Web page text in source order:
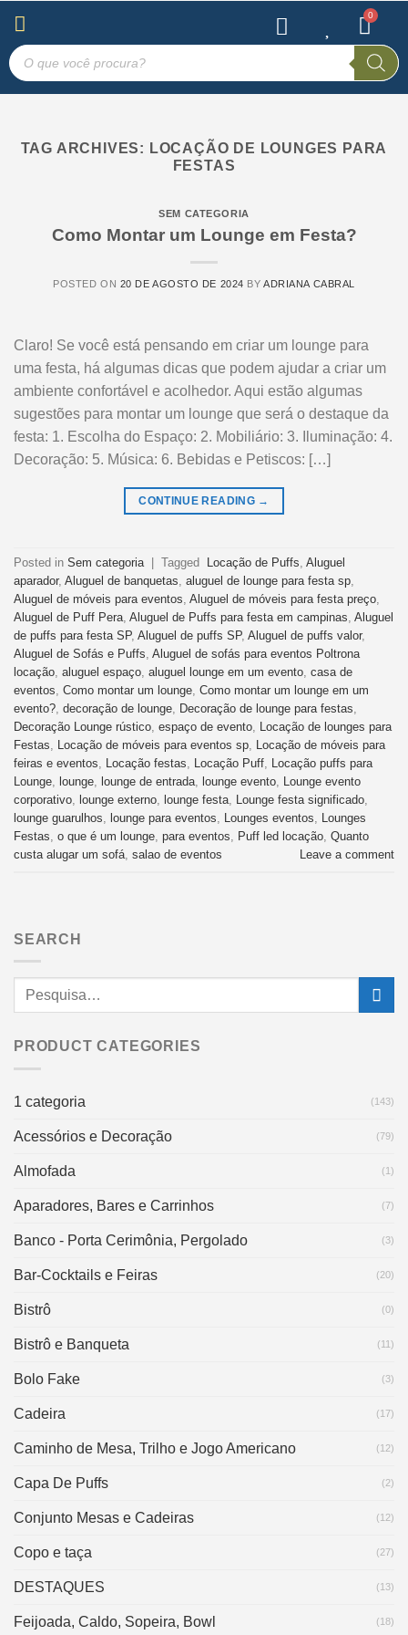
TAG ARCHIVES: LOCAÇÃO DE LOUNGES PARA
FESTAS
SEM CATEGORIA
Como Montar um Lounge em Festa?
POSTED ON 20 DE AGOSTO DE 2024 BYADRIANA CABRAL
Claro! Se você está pensando em criar um lounge para
uma festa, há algumas dicas que podem ajudar a criar um
ambiente confortável e acolhedor. Aqui estão algumas
sugestões para montar um lounge que será o destaque da
festa: 1. Escolha do Espaço: 2. Mobiliário: 3. Iluminação: 4.
Decoração: 5. Música: 6. Bebidas e Petiscos: […]
CONTINUE READING →
Posted in Sem categoria Tagged Locação de Puffs Aluguel
aparador, Aluguel de banquetas aluguel de lounge para festa sp
Aluguel de móveis para eventos Aluguel de móveis para festa preço
Aluguel de Puff Pera Aluguel de Puffs para festa em campinas Aluguel
de puffs para festa SP, Aluguel de puffs SP, Aluguel de puffs valor,
Aluguel de Sofás e Puffs Aluguel de sofás para eventos Poltrona
locação aluguel espaço aluguel lounge em um evento casa de
eventos Como montar um lounge Como montar um lounge em um
evento? decoração de lounge Decoração de lounge para festas
Decoração Lounge rústico espaço de evento
Locação de lounges para
Festas
Locação de móveis para eventos sp
Locação de móveis para
feiras e eventos
Locação festas Locação Puff
Locação puffs para
Lounge
lounge lounge de entrada lounge evento
Lounge evento
corporativo
lounge externo lounge festa Lounge festa significado
lounge guarulhos
lounge para eventos Lounges eventos
Lounges
Festas o que é um lounge para eventos Puff led locação Quanto
custa alugar um sofá salao de eventos Leave a comment
SEARCH
PRODUCT CATEGORIES
1 categoria (143)
Acessórios e Decoração (79)
Almofada (1)
Aparadores, Bares e Carrinhos (7)
Banco - Porta Cerimônia, Pergolado (3)
Bar-Cocktails e Feiras (20)
Bistrô (0)
Bistrô e Banqueta (11)
Bolo Fake (3)
Cadeira (17)
Caminho de Mesa, Trilho e Jogo Americano (12)
Capa De Puffs (2)
Conjunto Mesas e Cadeiras (12)
Copo e taça (27)
DESTAQUES (13)
Feijoada, Caldo, Sopeira, Bowl (18)